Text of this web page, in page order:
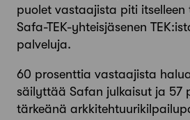
puolet vastaajista piti itselleen
Safa-TEK-yhteisjäsenen
palveluja.
60 prosenttia vastaajista
säilyttää Safan julkaisut ja 57
tärkeänä